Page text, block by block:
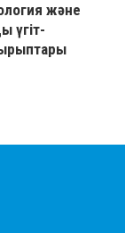
және
үгіт-